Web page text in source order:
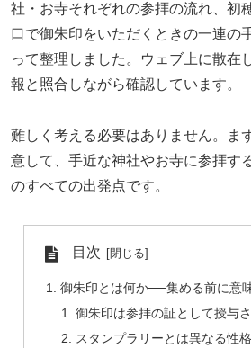
社・お寺それぞれの参拝の流れ、初
口で御朱印をいただくときの一連の
って整理しました。ウェブ上に散在
報と照合しながら確認しています。
難しく考える必要はありません。ま
意して、手近な神社やお寺に参拝す
のすべての出発点です。
目次
御朱印とは何か──集める前に意
御朱印は参拝の証として授与
スタンプラリーとは異なる性